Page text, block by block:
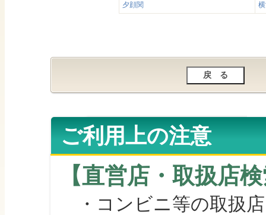
夕顔関
ご利用上の注意
【直営店・取扱店
・コンビニ等の取扱